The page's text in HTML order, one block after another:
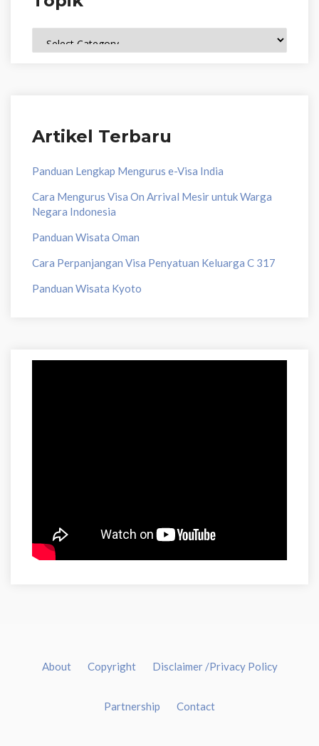
Artikel Terbaru
Panduan Lengkap Mengurus e-Visa India
Cara Mengurus Visa On Arrival Mesir untuk Warga
Negara Indonesia
Panduan Wisata Oman
Cara Perpanjangan Visa Penyatuan Keluarga C 317
Panduan Wisata Kyoto
About Copyright Disclaimer /Privacy Policy
Partnership Contact